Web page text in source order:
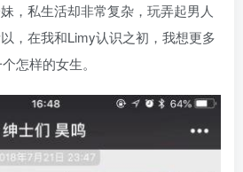
，私生活却非常复杂，玩弄起男人
，在我和Limy认识之初，我想更多
怎样的女生。